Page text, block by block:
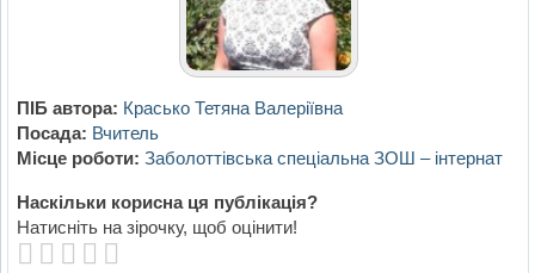
ПІБ автора: Красько Тетяна Валеріївна
Посада: Вчитель
Місце роботи: Заболоттівська спеціальна ЗОШ – інтернат
Наскільки корисна ця публікація?
Натисніть на зірочку, щоб оцінити!